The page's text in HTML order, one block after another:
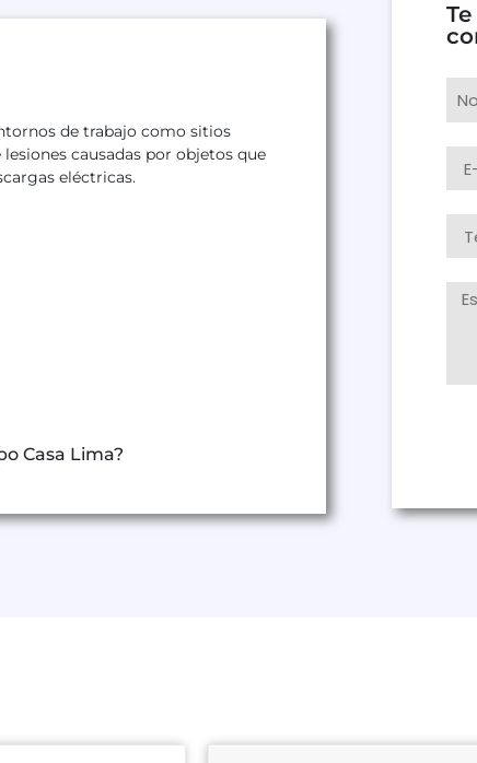
de trabajo como sitios
causadas por objetos que
eléctricas.
Casa Lima?